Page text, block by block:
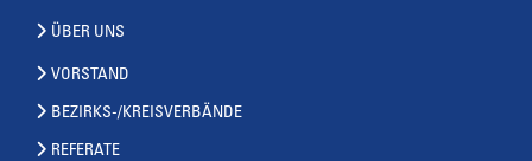
ÜBER UNS
VORSTAND
BEZIRKS-/KREISVERBÄNDE
REFERATE